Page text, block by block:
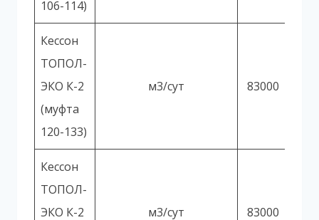
106-114)
Кессон
ТОПОЛ-
ЭКО К-2
(муфта
120-133)
м3/сут 83000
Кессон
ТОПОЛ-
ЭКО К-2
м3/сут 83000